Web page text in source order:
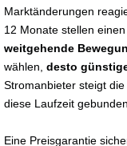
Marktänderungen
12 Monate stellen
weitgehende
wählen, desto
Stromanbieter steigt
diese Laufzeit gebunden.
Eine Preisgarantie